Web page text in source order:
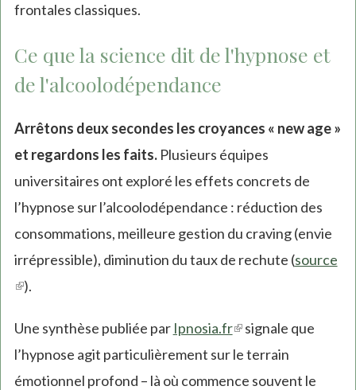
frontales classiques.
Ce que la science dit de l'hypnose et
de l'alcoolodépendance
Arrêtons deux secondes les croyances « new age »
et regardons les faits.Plusieurs équipes
universitaires ont exploré les effets concrets de
l’hypnose sur l’alcoolodépendance : réduction des
consommations, meilleure gestion du craving (envie
irrépressible), diminution du taux de rechute (source
(link
external)
).
Une synthèse publiée par Ipnosia.fr(link
is
external)
signale que
l’hypnose agit particulièrement sur le terrain
émotionnel profond – là où commence souvent le